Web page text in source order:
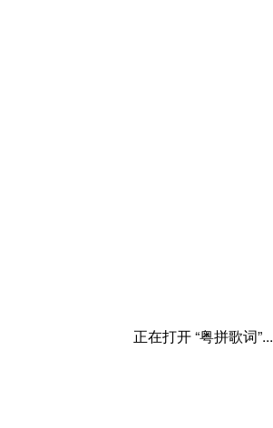
正在打开 “粤拼歌词”...